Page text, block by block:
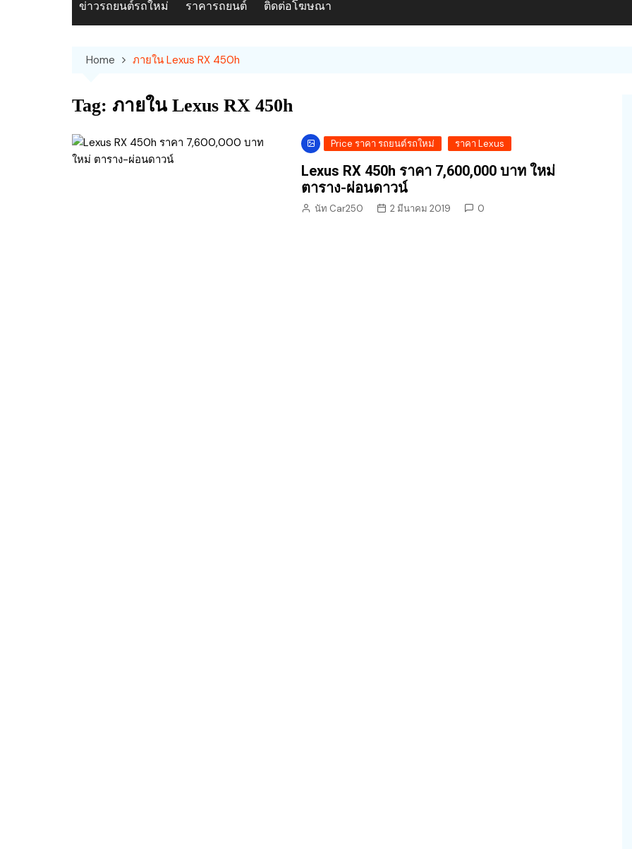
ข่าวรถยนต์รถใหม่ ราคารถยนต์ ติดต่อโฆษณา
Home ภายใน Lexus RX 450h
Tag: ภายใน Lexus RX 450h
Price ราคา รถยนต์รถใหม่ ราคา Lexus
Lexus RX 450h ราคา 7,600,000 บาท ใหม่
ตาราง-ผ่อนดาวน์
นัท Car250 2 มีนาคม 2019 0